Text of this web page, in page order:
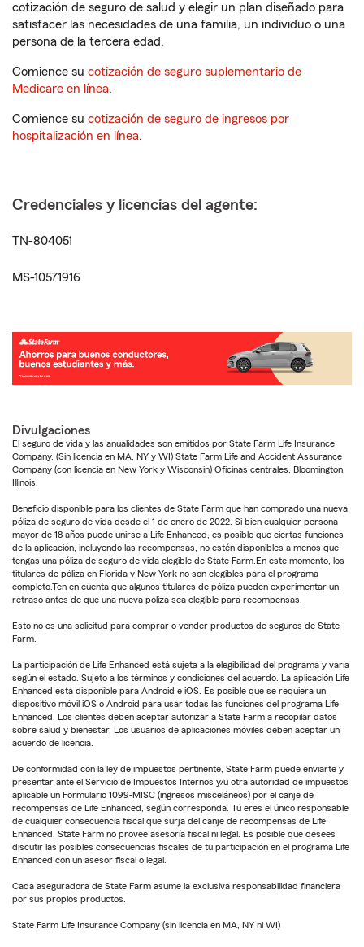
cotización de seguro de salud y elegir un plan diseñado para
satisfacer las necesidades de una familia, un individuo o una
persona de la tercera edad.
Comience su cotización de seguro suplementario de
Medicare en línea.
Comience su cotización de seguro de ingresos por
hospitalización en línea.
Credenciales y licencias del agente:
TN-804051
MS-10571916
Divulgaciones
El seguro de vida y las anualidades son emitidos por State Farm Life Insurance
Company. (Sin licencia en MA, NY y WI) State Farm Life and Accident Assurance
Company (con licencia en New York y Wisconsin) Oficinas centrales, Bloomington,
Illinois.
Beneficio disponible para los clientes de State Farm que han comprado una nueva
póliza de seguro de vida desde el 1 de enero de 2022. Si bien cualquier persona
mayor de 18 años puede unirse a Life Enhanced, es posible que ciertas funciones
de la aplicación, incluyendo las recompensas, no estén disponibles a menos que
tengas una póliza de seguro de vida elegible de State Farm.En este momento, los
titulares de póliza en Florida y New York no son elegibles para el programa
completo.Ten en cuenta que algunos titulares de póliza pueden experimentar un
retraso antes de que una nueva póliza sea elegible para recompensas.
Esto no es una solicitud para comprar o vender productos de seguros de State
Farm.
La participación de Life Enhanced está sujeta a la elegibilidad del programa y varía
según el estado. Sujeto a los términos y condiciones del acuerdo. La aplicación Life
Enhanced está disponible para Android e iOS. Es posible que se requiera un
dispositivo móvil iOS o Android para usar todas las funciones del programa Life
Enhanced. Los clientes deben aceptar autorizar a State Farm a recopilar datos
sobre salud y bienestar. Los usuarios de aplicaciones móviles deben aceptar un
acuerdo de licencia.
De conformidad con la ley de impuestos pertinente, State Farm puede enviarte y
presentar ante el Servicio de Impuestos Internos y/u otra autoridad de impuestos
aplicable un Formulario 1099-MISC (ingresos misceláneos) por el canje de
recompensas de Life Enhanced, según corresponda. Tú eres el único responsable
de cualquier consecuencia fiscal que surja del canje de recompensas de Life
Enhanced. State Farm no provee asesoría fiscal ni legal. Es posible que desees
discutir las posibles consecuencias fiscales de tu participación en el programa Life
Enhanced con un asesor fiscal o legal.
Cada aseguradora de State Farm asume la exclusiva responsabilidad financiera
por sus propios productos.
State Farm Life Insurance Company (sin licencia en MA, NY ni WI)